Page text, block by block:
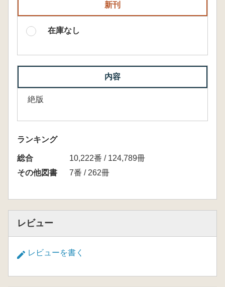
新刊
在庫なし
内容
絶版
ランキング
総合
10,222番 / 124,789冊
その他図書
7番 / 262冊
レビュー
レビューを書く